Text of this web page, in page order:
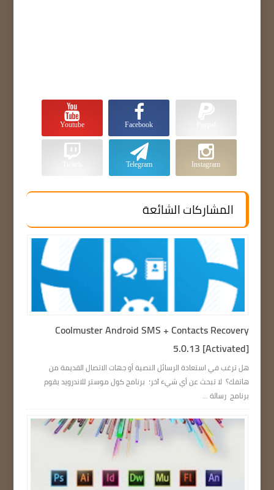
Facebook
Youtube
Instagram
Telegram
المشاركات الشائعة
Coolmuster Android SMS + Contacts Recovery
5.0.13 [Activated]
هل ترغب في استعادة الرسائل النصية أو جهات الاتصال القديمة من
هاتفك؟ لا تبحث عن أي شيء آخر؛ برنامج كول موستر للاندرويد يقوم
برنامج رسالة ...